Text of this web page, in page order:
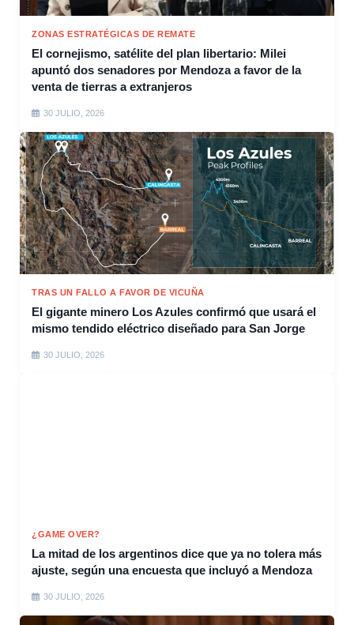
ZONAS ESTRATÉGICAS DE REMATE
El cornejismo, satélite del plan libertario: Milei
apuntó dos senadores por Mendoza a favor de la
venta de tierras a extranjeros
30 JULIO, 2026
TRAS UN FALLO A FAVOR DE VICUÑA
El gigante minero Los Azules confirmó que usará el
mismo tendido eléctrico diseñado para San Jorge
30 JULIO, 2026
¿GAME OVER?
La mitad de los argentinos dice que ya no tolera más
ajuste, según una encuesta que incluyó a Mendoza
30 JULIO, 2026